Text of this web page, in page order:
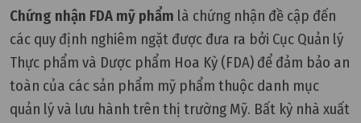
Chứng nhận FDA mỹ phẩm là chứng nhận đề cập đến
các quy định nghiêm ngặt được đưa ra bởi Cục Quản lý
Thực phẩm và Dược phẩm Hoa Kỳ (FDA) để đảm bảo an
toàn của các sản phẩm mỹ phẩm thuộc danh mục
quản lý và lưu hành trên thị trường Mỹ. Bất kỳ nhà xuất